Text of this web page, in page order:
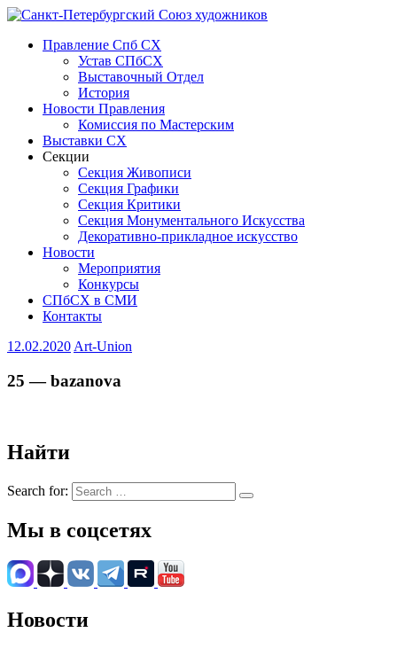
Правление Спб СХ
Устав СПбСХ
Выставочный Отдел
История
Новости Правления
Комиссия по Мастерским
Выставки СХ
Секции
Секция Живописи
Секция Графики
Секция Критики
Секция Монументального Искусства
Декоративно-прикладное искусство
Новости
Мероприятия
Конкурсы
СПбСХ в СМИ
Контакты
12.02.2020 Art-Union
25 — bazanova
Найти
Search for:
Мы в соцсетях
Новости